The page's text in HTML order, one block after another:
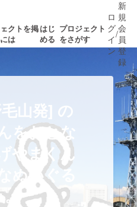
クトを掲
は
はじ
める
プロジェクト
をさがす
ロ 募集終了が近いプ
ロジェクト
もうすぐ公開
ェット ゲーム・サ
ロ
グ
イ
ン
/
新
規
会
員
登
録
山発] の
をおとな
やまくん
ぬいぐる
。